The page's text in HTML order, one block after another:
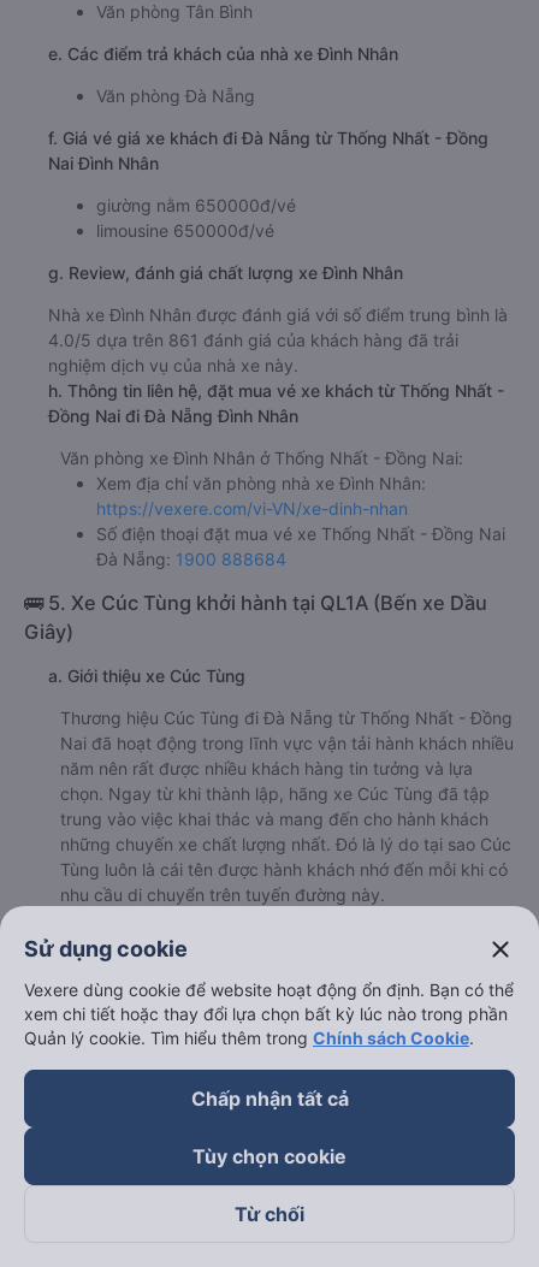
Văn phòng Tân Bình
e. Các điểm trả khách của nhà xe Đình Nhân
Văn phòng Đà Nẵng
f. Giá vé giá xe khách đi Đà Nẵng từ Thống Nhất - Đồng
Nai Đình Nhân
giường nằm 650000đ/vé
limousine 650000đ/vé
g. Review, đánh giá chất lượng xe Đình Nhân
Nhà xe Đình Nhân được đánh giá với số điểm trung bình là
4.0/5 dựa trên 861 đánh giá của khách hàng đã trải
nghiệm dịch vụ của nhà xe này.
h. Thông tin liên hệ, đặt mua vé xe khách từ Thống Nhất -
Đồng Nai đi Đà Nẵng Đình Nhân
Văn phòng xe Đình Nhân ở Thống Nhất - Đồng Nai:
Xem địa chỉ văn phòng nhà xe Đình Nhân:
https://vexere.com/vi-VN/xe-dinh-nhan
Số điện thoại đặt mua vé xe Thống Nhất - Đồng Nai
Đà Nẵng: 1900 888684
🚌 5. Xe Cúc Tùng khởi hành tại QL1A (Bến xe Dầu
Giây)
a. Giới thiệu xe Cúc Tùng
Thương hiệu Cúc Tùng đi Đà Nẵng từ Thống Nhất - Đồng
Nai đã hoạt động trong lĩnh vực vận tải hành khách nhiều
năm nên rất được nhiều khách hàng tin tưởng và lựa
chọn. Ngay từ khi thành lập, hãng xe Cúc Tùng đã tập
trung vào việc khai thác và mang đến cho hành khách
những chuyến xe chất lượng nhất. Đó là lý do tại sao Cúc
Tùng luôn là cái tên được hành khách nhớ đến mỗi khi có
nhu cầu di chuyển trên tuyến đường này.
Sử dụng cookie close
Vexere dùng cookie để website hoạt động ổn định. Bạn có thể
xem chi tiết hoặc thay đổi lựa chọn bất kỳ lúc nào trong phần
Quản lý cookie. Tìm hiểu thêm trong Chính sách Cookie.
Chấp nhận tất cả
Tùy chọn cookie
Từ chối